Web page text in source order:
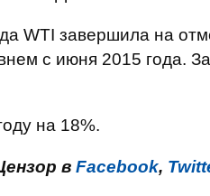
WTI завершила на
с июня 2015 года.
на 18%.
в Facebook,